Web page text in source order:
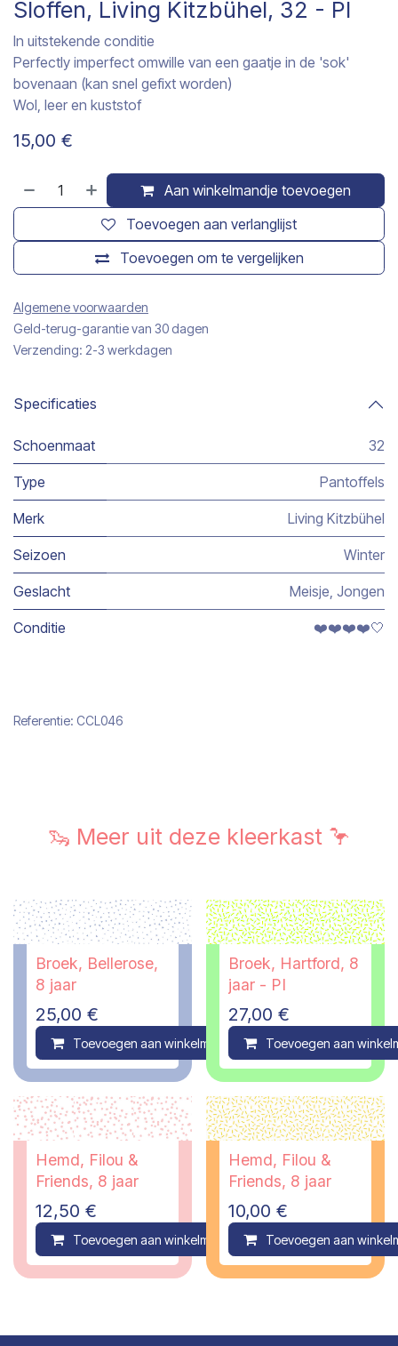
Sloffen, Living Kitzbühel, 32 - PI
In uitstekende conditie
Perfectly imperfect omwille van een gaatje in de 'sok'
bovenaan (kan snel gefixt worden)
Wol, leer en kuststof
15,00 €
Aan winkelmandje toevoegen
Toevoegen om te vergelijken
Toevoegen aan verlanglijst
Algemene voorwaarden
Geld-terug-garantie van 30 dagen
Verzending: 2-3 werkdagen
Specificaties
Schoenmaat 32
Type Pantoffels
Merk Living Kitzbühel
Seizoen Winter
Geslacht Meisje Jongen
Conditie ❤️❤️❤️❤️🤍
Referentie: CCL046
🦦 Meer uit deze kleerkast 🦩
Broek, Bellerose,
8 jaar
25,00 €
Toevoegen aan winkelmandje Compare
Broek, Hartford, 8
jaar - PI
27,00 €
Toevoegen aan
Hemd, Filou &
Friends, 8 jaar
12,50 €
Toevoegen aan winkelmandje Compare
Hemd, Filou &
Friends, 8 jaar
10,00 €
Toevoegen aan